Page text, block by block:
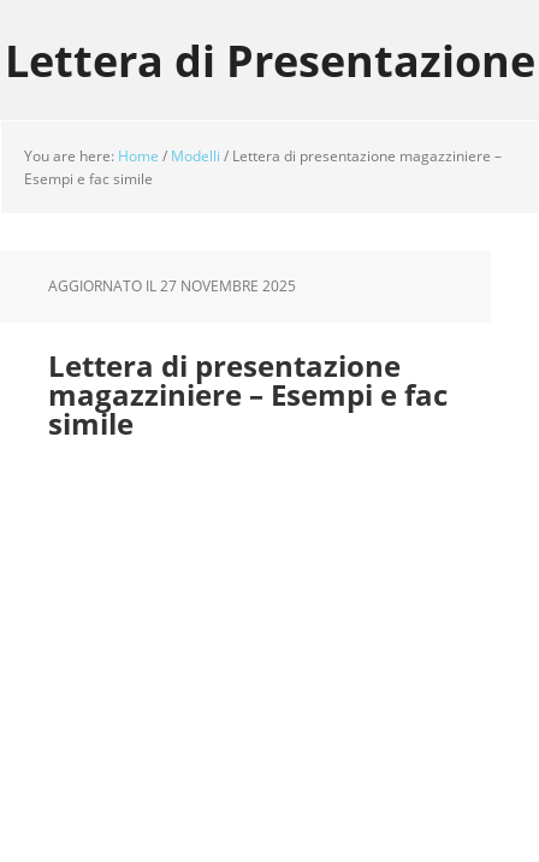
to
main
to
primary
to
footer
Lettera di Presentazione
You are here: Home / Modelli / Lettera di presentazione magazziniere –
Esempi e fac simile
AGGIORNATO IL27 NOVEMBRE 2025
Lettera di presentazione
magazziniere – Esempi e fac
simile